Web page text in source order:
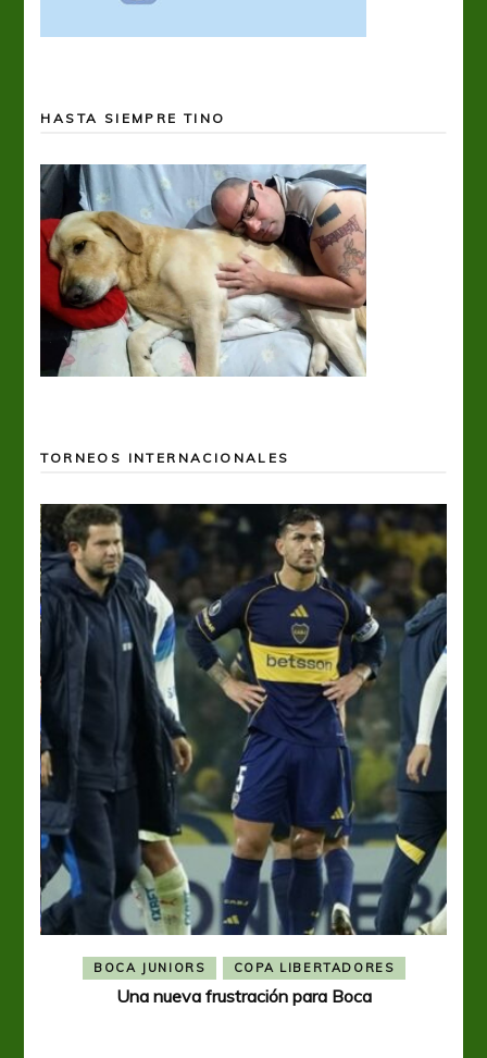
HASTA SIEMPRE TINO
TORNEOS INTERNACIONALES
BOCA JUNIORS COPA LIBERTADORES
Una nueva frustración para Boca